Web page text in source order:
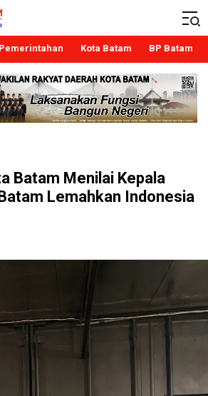
Pemerintahan Kota Batam BP Batam
Batam Menilai Kepala
Lemahkan Indonesia